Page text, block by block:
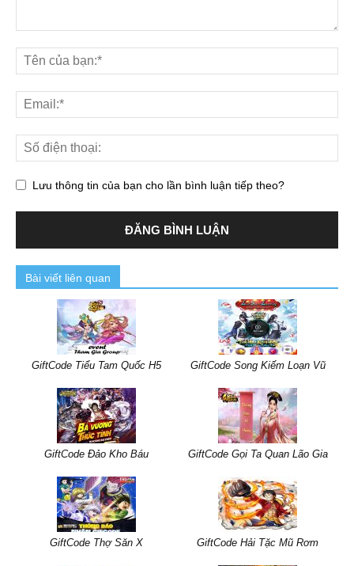
Lưu thông tin của bạn cho lần bình luận tiếp theo?
Bài viết liên quan
GiftCode Tiểu Tam Quốc H5 GiftCode Song Kiếm Loạn Vũ
GiftCode Đảo Kho Báu GiftCode Gọi Ta Quan Lão Gia
GiftCode Thợ Săn X GiftCode Hải Tặc Mũ Rơm